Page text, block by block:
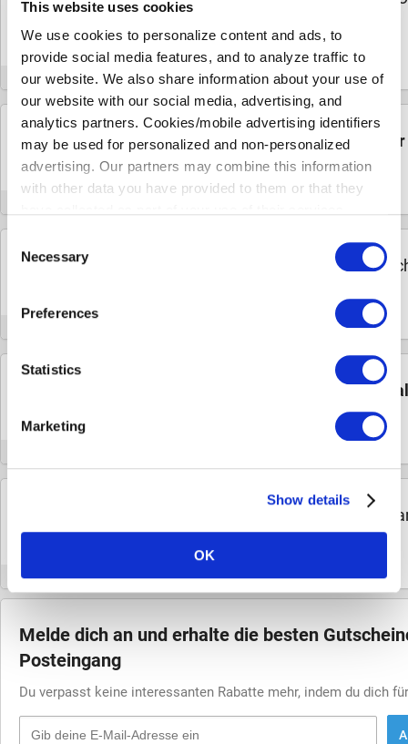
This website uses cookies
We use cookies to personalize content and ads, to
provide social media features, and to analyze traffic to
our website. We also share information about your use of
our website with our social media, advertising, and
analytics partners. Cookies/mobile advertising identifiers
may be used for personalized and non-personalized
advertising. Our partners may combine this information
with other data you have provided to them or that they
types of cookies are permitted when using our website.
Please note that, depending on your settings, some of the
the icon in the bottom left corner of the website to return
cookies can be found under "Details" in the cookie
Selection
Necessary
Preferences
Statistics
Marketing
Show details
OK
10%
RABATT
ÜBERPRÜFT
13 MAL VERWENDET
INFO
15€
AKTION
Finde Regalsysteme schon für
20€ weniger als 20€
weniger
ÜBERPRÜFT
VidaXL
Melde dich an und erhalte die besten
Posteingang
Du verpasst keine interessanten Rabatte mehr, indem du dich